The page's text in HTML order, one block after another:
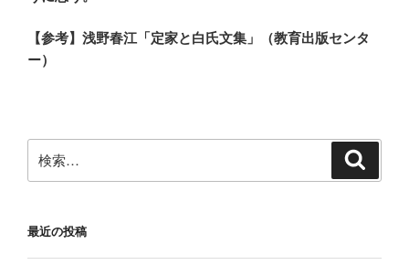
【参考】浅野春江「定家と白氏文集」（教育出版センタ
ー）
索:
最近の投稿